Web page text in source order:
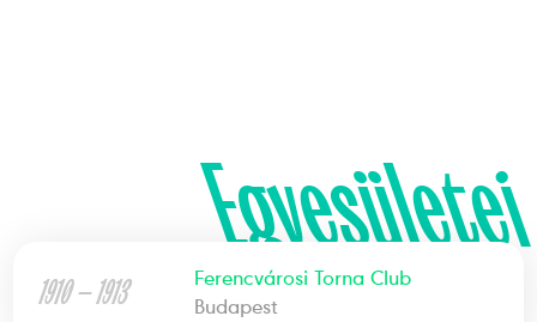
Egyesületei
1910 — 1913
Ferencvárosi Torna Club
Budapest